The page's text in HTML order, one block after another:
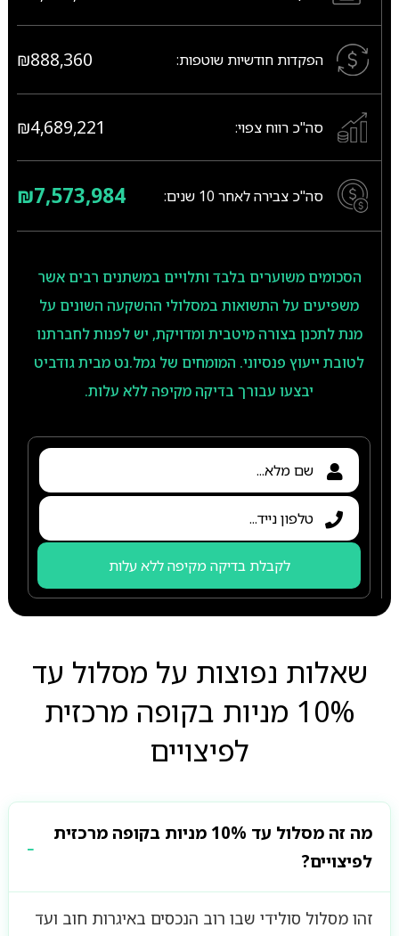
הפקדות חודשיות שוטפות: ₪888,360
סה"כ רווח צפוי: ₪4,689,221
סה"כ צבירה לאחר 10 שנים: ₪7,573,984
הסכומים משוערים בלבד ותלויים במשתנים רבים אשר
משפיעים על התשואות במסלולי ההשקעה השונים על
מנת לתכנן בצורה מיטבית ומדויקת, יש לפנות לחברתנו
לטובת ייעוץ פנסיוני. המומחים של גמל.נט מבית גודביט
יבצעו עבורך בדיקה מקיפה ללא עלות.
לקבלת בדיקה מקיפה ללא עלות
שאלות נפוצות על מסלול עד
10% מניות בקופה מרכזית
לפיצויים
מה זה מסלול עד 10% מניות בקופה מרכזית
לפיצויים?
זהו מסלול סולידי שבו רוב הנכסים באיגרות חוב ועד